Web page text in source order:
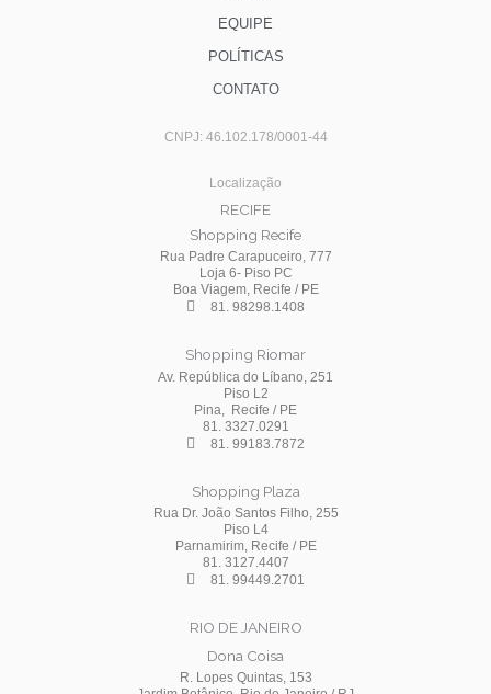
EQUIPE
POLÍTICAS
CONTATO
CNPJ: 46.102.178/0001-44
Localização
RECIFE
Shopping Recife
Rua Padre Carapuceiro, 777
Loja 6- Piso PC
Boa Viagem, Recife / PE
81. 98298.1408
Shopping Riomar
Av. República do Líbano, 251
Piso L2
Pina, Recife / PE
81. 3327.0291
81. 99183.7872
Shopping Plaza
Rua Dr. João Santos Filho, 255
Piso L4
Parnamirim, Recife / PE
81. 3127.4407
81. 99449.2701
RIO DE JANEIRO
Dona Coisa
R. Lopes Quintas, 153